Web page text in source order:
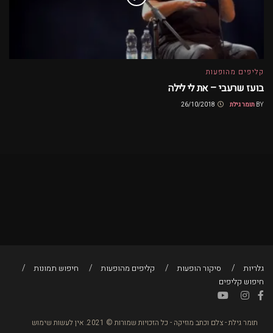
קליפים מהופעות
בועז שרעבי – את לי לילה
BY תומר גילת
גלריות סיקור הופעות קליפים מהופעות
חיפוש תמונות
חיפוש קליפים
תומר גילת - צלם וכתב מוזיקה - כל הזכויות שמורות © 2021. אין לעשות שימוש